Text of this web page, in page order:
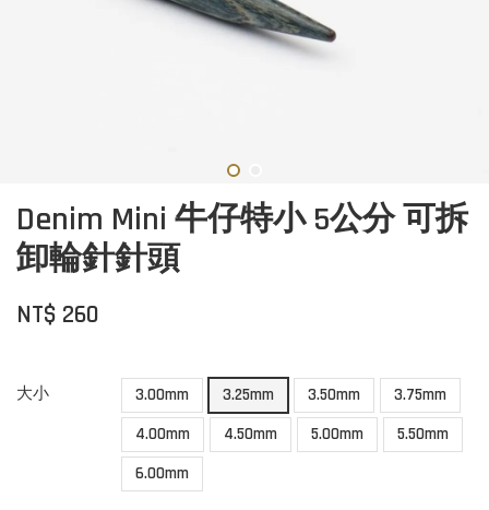
Denim Mini 牛仔特小 5公分 可拆
卸輪針針頭
NT$ 260
大小 3.00mm 3.25mm 3.50mm
3.75mm
4.00mm
4.50mm 5.00mm
5.50mm
6.00mm